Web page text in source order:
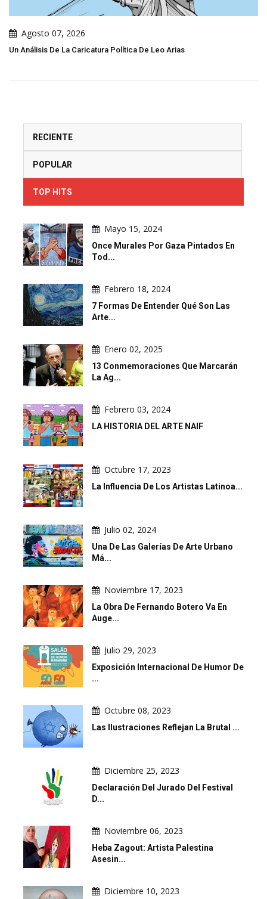
Agosto 07, 2026
Un Análisis De La Caricatura Política De Leo Arias
RECIENTE
POPULAR
TOP HITS
Mayo 15, 2024
Once Murales Por Gaza Pintados En
Tod...
Febrero 18, 2024
7 Formas De Entender Qué Son Las
Arte...
Enero 02, 2025
13 Conmemoraciones Que Marcarán
La Ag...
Febrero 03, 2024
LA HISTORIA DEL ARTE NAIF
Octubre 17, 2023
La Influencia De Los Artistas Latinoa...
Julio 02, 2024
Una De Las Galerías De Arte Urbano
Má...
Noviembre 17, 2023
La Obra De Fernando Botero Va En
Auge...
Julio 29, 2023
Exposición Internacional De Humor De
...
Octubre 08, 2023
Las Ilustraciones Reflejan La Brutal ...
Diciembre 25, 2023
Declaración Del Jurado Del Festival
D...
Noviembre 06, 2023
Heba Zagout: Artista Palestina
Asesin...
Diciembre 10, 2023